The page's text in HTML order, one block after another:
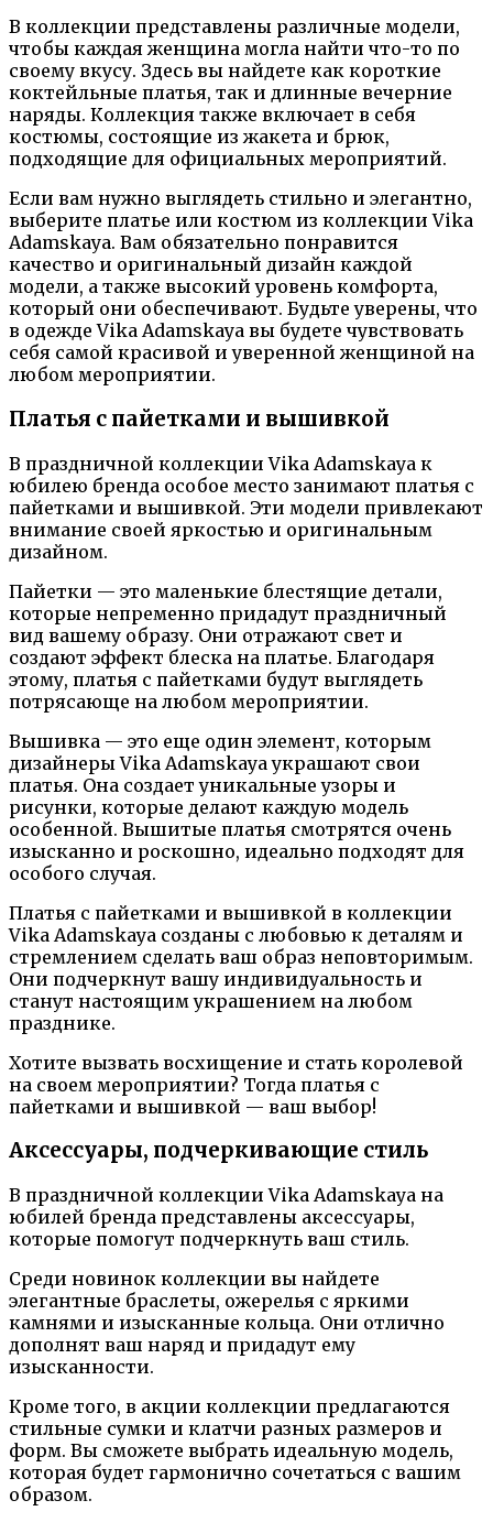
В коллекции представлены различные модели,
чтобы каждая женщина могла найти что-то по
своему вкусу. Здесь вы найдете как короткие
коктейльные платья, так и длинные вечерние
наряды. Коллекция также включает в себя
костюмы, состоящие из жакета и брюк,
подходящие для официальных мероприятий.
Если вам нужно выглядеть стильно и элегантно,
выберите платье или костюм из коллекции Vika
Adamskaya. Вам обязательно понравится
качество и оригинальный дизайн каждой
модели, а также высокий уровень комфорта,
который они обеспечивают. Будьте уверены, что
в одежде Vika Adamskaya вы будете чувствовать
себя самой красивой и уверенной женщиной на
любом мероприятии.
Платья с пайетками и вышивкой
В праздничной коллекции Vika Adamskaya к
юбилею бренда особое место занимают платья с
пайетками и вышивкой. Эти модели привлекают
внимание своей яркостью и оригинальным
дизайном.
Пайетки — это маленькие блестящие детали,
которые непременно придадут праздничный
вид вашему образу. Они отражают свет и
создают эффект блеска на платье. Благодаря
этому, платья с пайетками будут выглядеть
потрясающе на любом мероприятии.
Вышивка — это еще один элемент, которым
дизайнеры Vika Adamskaya украшают свои
платья. Она создает уникальные узоры и
рисунки, которые делают каждую модель
особенной. Вышитые платья смотрятся очень
изысканно и роскошно, идеально подходят для
особого случая.
Платья с пайетками и вышивкой в коллекции
Vika Adamskaya созданы с любовью к деталям и
стремлением сделать ваш образ неповторимым.
Они подчеркнут вашу индивидуальность и
станут настоящим украшением на любом
празднике.
Хотите вызвать восхищение и стать королевой
на своем мероприятии? Тогда платья с
пайетками и вышивкой — ваш выбор!
Аксессуары, подчеркивающие стиль
В праздничной коллекции Vika Adamskaya на
юбилей бренда представлены аксессуары,
которые помогут подчеркнуть ваш стиль.
Среди новинок коллекции вы найдете
элегантные браслеты, ожерелья с яркими
камнями и изысканные кольца. Они отлично
дополнят ваш наряд и придадут ему
изысканности.
Кроме того, в акции коллекции предлагаются
стильные сумки и клатчи разных размеров и
форм. Вы сможете выбрать идеальную модель,
которая будет гармонично сочетаться с вашим
образом.